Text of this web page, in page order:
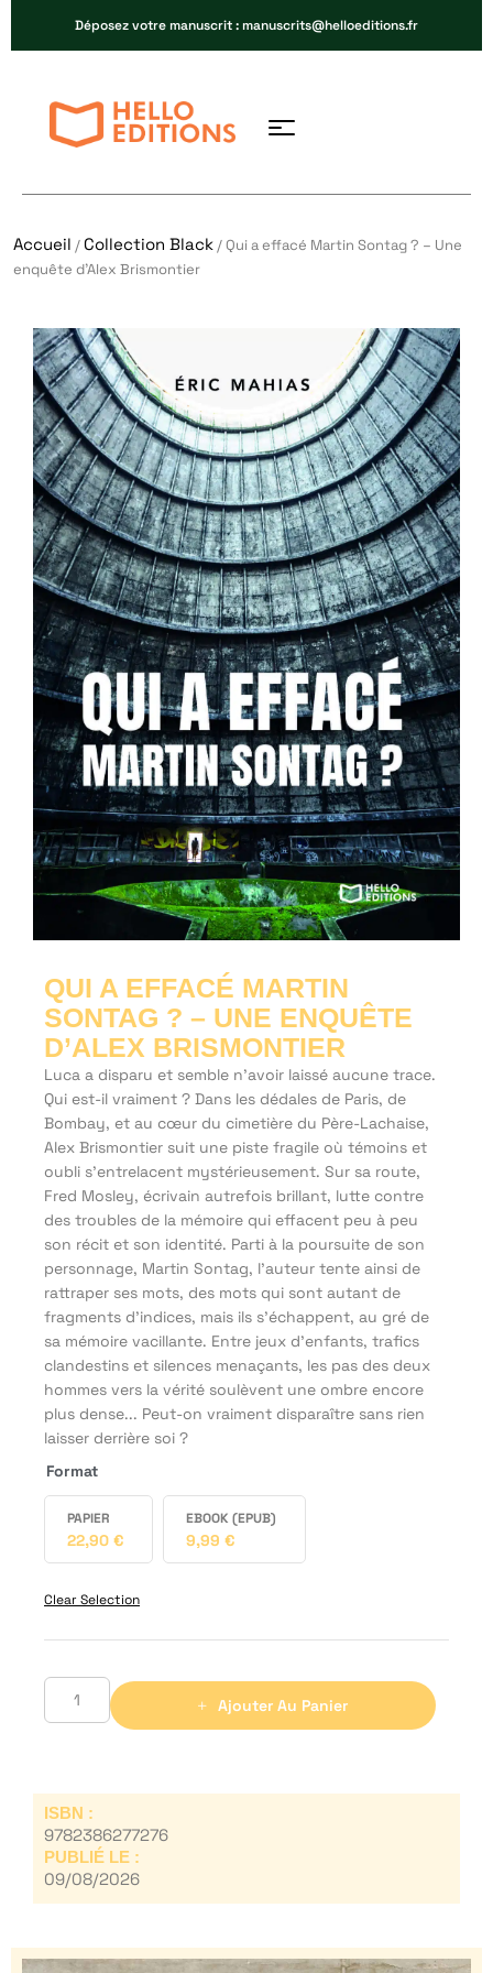
Déposez votre manuscrit : manuscrits@helloeditions.fr
Accueil /Collection Black/ Qui a effacé Martin Sontag ? – Une
enquête d’Alex Brismontier
QUI A EFFACÉ MARTIN
SONTAG ? – UNE ENQUÊTE
D’ALEX BRISMONTIER
Luca a disparu et semble n’avoir laissé aucune trace.
Qui est-il vraiment ? Dans les dédales de Paris, de
Bombay, et au cœur du cimetière du Père-Lachaise,
Alex Brismontier suit une piste fragile où témoins et
oubli s’entrelacent mystérieusement. Sur sa route,
Fred Mosley, écrivain autrefois brillant, lutte contre
des troubles de la mémoire qui effacent peu à peu
son récit et son identité. Parti à la poursuite de son
personnage, Martin Sontag, l’auteur tente ainsi de
rattraper ses mots, des mots qui sont autant de
fragments d’indices, mais ils s’échappent, au gré de
sa mémoire vacillante. Entre jeux d’enfants, trafics
clandestins et silences menaçants, les pas des deux
hommes vers la vérité soulèvent une ombre encore
plus dense... Peut-on vraiment disparaître sans rien
laisser derrière soi ?
Format
PAPIER
22,90 €
EBOOK (EPUB)
9,99 €
Clear Selection
Ajouter Au Panier
ISBN :
9782386277276
PUBLIÉ LE :
09/08/2026